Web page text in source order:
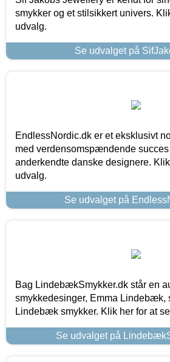
smykker og et stilsikkert univers.
udvalg.
Se udvalget på
EndlessNordic.dk er et eksklusivt
med verdensomspændende succes
anderkendte danske designere.
udvalg.
Se udvalget på
Bag LindebækSmykker.dk står en
smykkedesinger, Emma Lindebæk,
Lindebæk smykker. Klik her for at
Se udvalget på